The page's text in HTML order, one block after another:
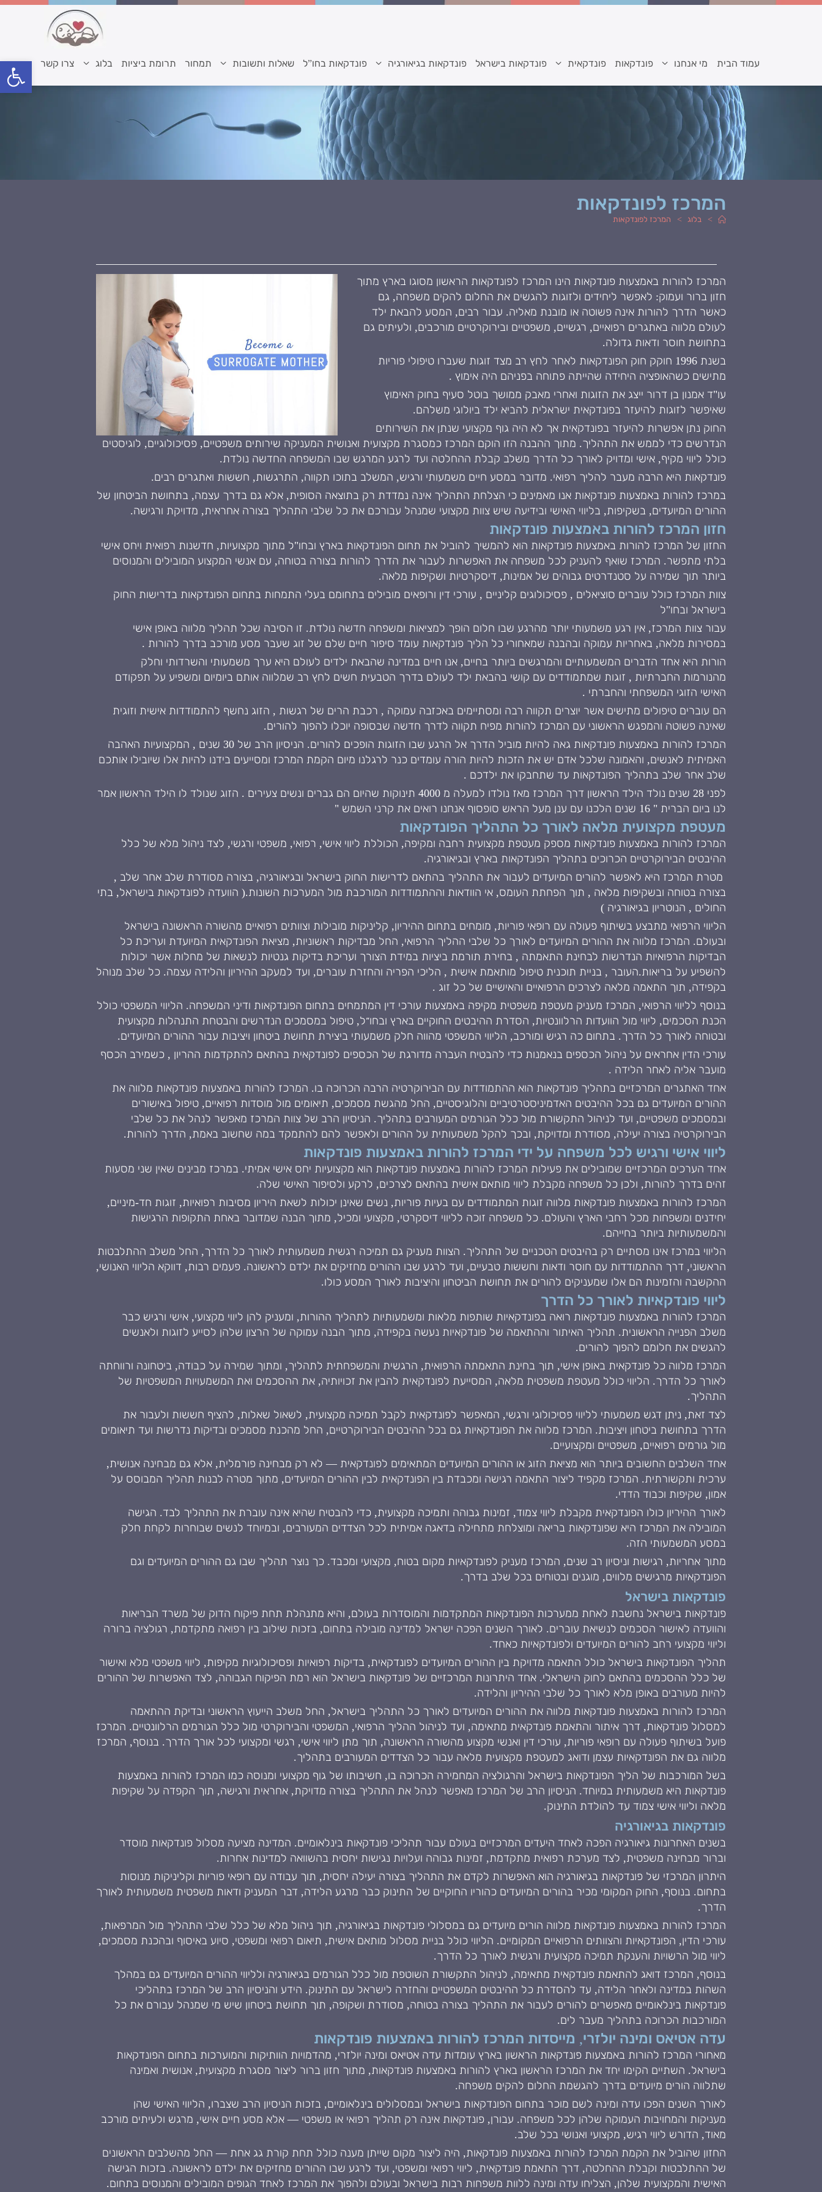
עמוד הבית מי אנחנו פונדקאות פונדקאית פונדקאות בישראל פונדקאות בגיאורגיה פונדקאות בחו”ל שאלות ותשובות תמחור תרומת ביציות בלוג צרו קשר
המרכז לפונדקאות
> בלוג > המרכז לפונדקאות
המרכז להורות באמצעות פונדקאות הינו המרכז לפונדקאות הראשון מסוגו בארץ מתוך
חזון ברור ועמוק: לאפשר ליחידים ולזוגות להגשים את החלום להקים משפחה, גם
כאשר הדרך להורות אינה פשוטה או מובנת מאליה. עבור רבים, המסע להבאת ילד
לעולם מלווה באתגרים רפואיים, רגשיים, משפטיים ובירוקרטיים מורכבים, ולעיתים גם
בתחושת חוסר ודאות גדולה.
בשנת 1996 חוקק חוק הפונדקאות לאחר לחץ רב מצד זוגות שעברו טיפולי פוריות
מתישים כשהאופציה היחידה שהייתה פתוחה בפניהם היה אימוץ .
עו"ד אמנון בן דרור ייצג את הזוגות ואחרי מאבק ממושך בוטל סעיף בחוק האימוץ
שאיפשר לזוגות להיעזר בפונדקאית ישראלית להביא ילד ביולוגי משלהם.
החוק נתן אפשרות להיעזר בפונדקאית אך לא היה גוף מקצועי שנתן את השירותים
הנדרשים כדי לממש את התהליך. מתוך ההבנה הזו הוקם המרכז כמסגרת מקצועית ואנושית המעניקה שירותים משפטיים, פסיכולוגיים, לוגיסטים
כולל ליווי מקיף, אישי ומדויק לאורך כל הדרך משלב קבלת ההחלטה ועד לרגע המרגש שבו המשפחה החדשה נולדת.
פונדקאות היא הרבה מעבר להליך רפואי. מדובר במסע חיים משמעותי ורגיש, המשלב בתוכו תקווה, התרגשות, חששות ואתגרים רבים.
במרכז להורות באמצעות פונדקאות אנו מאמינים כי הצלחת התהליך אינה נמדדת רק בתוצאה הסופית, אלא גם בדרך עצמה, בתחושת הביטחון של
ההורים המיועדים, בשקיפות, בליווי האישי ובידיעה שיש צוות מקצועי שמנהל עבורכם את כל שלבי התהליך בצורה אחראית, מדויקת ורגישה.
חזון המרכז להורות באמצעות פונדקאות
החזון של המרכז להורות באמצעות פונדקאות הוא להמשיך להוביל את תחום הפונדקאות בארץ ובחו"ל מתוך מקצועיות, חדשנות רפואית ויחס אישי
בלתי מתפשר. המרכז שואף להעניק לכל משפחה את האפשרות לעבור את הדרך להורות בצורה בטוחה, עם אנשי המקצוע המובילים והמנוסים
ביותר תוך שמירה על סטנדרטים גבוהים של אמינות, דיסקרטיות ושקיפות מלאה.
צוות המרכז כולל עוברים סוציאלים , פסיכולוגים קליניים , עורכי דין ורופאים מובילים בתחומם בעלי התמחות בתחום הפונדקאות בדרישות החוק
בישראל ובחו"ל
עבור צוות המרכז, אין רגע משמעותי יותר מהרגע שבו חלום הופך למציאות ומשפחה חדשה נולדת. זו הסיבה שכל תהליך מלווה באופן אישי
במסירות מלאה, באחריות עמוקה ובהבנה שמאחורי כל הליך פונדקאות עומד סיפור חיים שלם של זוג שעבר מסע מורכב בדרך להורות .
הורות היא אחד הדברים המשמעותיים והמרגשים ביותר בחיים, אנו חיים במדינה שהבאת ילדים לעולם היא ערך משמעותי והשרדותי וחלק
מהנורמות החברתיות , זוגות שמתמודדים עם קושי בהבאת ילד לעולם בדרך הטבעית חשים לחץ רב שמלווה אותם ביומיום ומשפיע על תפקודם
האישי הזוגי המשפחתי והחברתי .
הם עוברים טיפולים מתישים אשר יוצרים תקווה רבה ומסתיימים באכזבה עמוקה , רכבת הרים של רגשות , הזוג נחשף להתמודדות אישית וזוגית
שאינה פשוטה והמפגש הראשוני עם המרכז להורות מפיח תקווה לדרך חדשה שבסופה יוכלו להפוך להורים.
המרכז להורות באמצעות פונדקאות גאה להיות מוביל הדרך אל הרגע שבו הזוגות הופכים להורים. הניסיון הרב של 30 שנים , המקצועיות האהבה
האמיתית לאנשים, והאמונה שלכל אדם יש את הזכות להיות הורה עומדים כנר לרגלנו מיום הקמת המרכז ומסייעים בידנו להיות אלו שיובילו אותכם
שלב אחר שלב בתהליך הפונדקאות עד שתחבקו את ילדכם .
לפני 28 שנים נולד הילד הראשון דרך המרכז מאז נולדו למעלה מ 4000 תינוקות שהיום הם גברים ונשים צעירים . הזוג שנולד לו הילד הראשון אמר
לנו ביום הברית " 16 שנים הלכנו עם ענן מעל הראש סופסוף אנחנו רואים את קרני השמש "
מעטפת מקצועית מלאה לאורך כל התהליך הפונדקאות
המרכז להורות באמצעות פונדקאות מספק מעטפת מקצועית רחבה ומקיפה, הכוללת ליווי אישי, רפואי, משפטי ורגשי, לצד ניהול מלא של כלל
ההיבטים הבירוקרטיים הכרוכים בתהליך הפונדקאות בארץ ובגיאורגיה.
מטרת המרכז היא לאפשר להורים המיועדים לעבור את התהליך בהתאם לדרישות החוק בישראל ובגיאורגיה, בצורה מסודרת שלב אחר שלב ,
בצורה בטוחה ובשקיפות מלאה , תוך הפחתת העומס, אי הוודאות וההתמודדות המורכבת מול המערכות השונות.( הוועדה לפונדקאות בישראל, בתי
החולים , הנוטריון בגיאורגיה )
הליווי הרפואי מתבצע בשיתוף פעולה עם רופאי פוריות, מומחים בתחום ההיריון, קליניקות מובילות וצוותים רפואיים מהשורה הראשונה בישראל
ובעולם. המרכז מלווה את ההורים המיועדים לאורך כל שלבי ההליך הרפואי, החל מבדיקות ראשוניות, מציאת הפונדקאית המיועדת ועריכת כל
הבדיקות הרפואיות הנדרשות לבחינת התאמתה , בחירת תורמת ביציות במידת הצורך ועריכת בדיקות גנטיות לנשאות של מחלות אשר יכולות
להשפיע על בריאות.העובר , בניית תוכנית טיפול מותאמת אישית , הליכי הפריה והחזרת עוברים, ועד למעקב ההיריון והלידה עצמה. כל שלב מנוהל
בקפידה, תוך התאמה מלאה לצרכים הרפואיים והאישיים של כל זוג .
בנוסף לליווי הרפואי, המרכז מעניק מעטפת משפטית מקיפה באמצעות עורכי דין המתמחים בתחום הפונדקאות ודיני המשפחה. הליווי המשפטי כולל
הכנת הסכמים, ליווי מול הוועדות הרלוונטיות, הסדרת ההיבטים החוקיים בארץ ובחו״ל, טיפול במסמכים הנדרשים והבטחת התנהלות מקצועית
ובטוחה לאורך כל הדרך. בתחום כה רגיש ומורכב, הליווי המשפטי מהווה חלק משמעותי ביצירת תחושת ביטחון ויציבות עבור ההורים המיועדים.
עורכי הדין אחראים על ניהול הכספים בנאמנות כדי להבטיח העברה מדורגת של הכספים לפונדקאית בהתאם להתקדמות ההריון , כשמירב הכסף
מועבר אליה לאחר הלידה .
אחד האתגרים המרכזיים בתהליך פונדקאות הוא ההתמודדות עם הבירוקרטיה הרבה הכרוכה בו. המרכז להורות באמצעות פונדקאות מלווה את
ההורים המיועדים גם בכל ההיבטים האדמיניסטרטיביים והלוגיסטיים, החל מהגשת מסמכים, תיאומים מול מוסדות רפואיים, טיפול באישורים
ובמסמכים משפטיים, ועד לניהול התקשורת מול כלל הגורמים המעורבים בתהליך. הניסיון הרב של צוות המרכז מאפשר לנהל את כל שלבי
הבירוקרטיה בצורה יעילה, מסודרת ומדויקת, ובכך להקל משמעותית על ההורים ולאפשר להם להתמקד במה שחשוב באמת, הדרך להורות.
ליווי אישי ורגיש לכל משפחה על ידי המרכז להורות באמצעות פונדקאות
אחד הערכים המרכזיים שמובילים את פעילות המרכז להורות באמצעות פונדקאות הוא מקצועיות יחס אישי אמיתי. במרכז מבינים שאין שני מסעות
זהים בדרך להורות, ולכן כל משפחה מקבלת ליווי מותאם אישית בהתאם לצרכים, לרקע ולסיפור האישי שלה.
המרכז להורות באמצעות פונדקאות מלווה זוגות המתמודדים עם בעיות פוריות, נשים שאינן יכולות לשאת היריון מסיבות רפואיות, זוגות חד-מיניים,
יחידנים ומשפחות מכל רחבי הארץ והעולם. כל משפחה זוכה לליווי דיסקרטי, מקצועי ומכיל, מתוך הבנה שמדובר באחת התקופות הרגישות
והמשמעותיות ביותר בחייהם.
הליווי במרכז אינו מסתיים רק בהיבטים הטכניים של התהליך. הצוות מעניק גם תמיכה רגשית משמעותית לאורך כל הדרך, החל משלב ההתלבטות
הראשוני, דרך ההתמודדות עם חוסר ודאות וחששות טבעיים, ועד לרגע שבו ההורים מחזיקים את ילדם לראשונה. פעמים רבות, דווקא הליווי האנושי,
ההקשבה והזמינות הם אלו שמעניקים להורים את תחושת הביטחון והיציבות לאורך המסע כולו.
ליווי פונדקאיות לאורך כל הדרך
המרכז להורות באמצעות פונדקאות רואה בפונדקאיות שותפות מלאות ומשמעותיות לתהליך ההורות, ומעניק להן ליווי מקצועי, אישי ורגיש כבר
משלב הפנייה הראשונית. תהליך האיתור וההתאמה של פונדקאיות נעשה בקפידה, מתוך הבנה עמוקה של הרצון שלהן לסייע לזוגות ולאנשים
להגשים את חלומם להפוך להורים.
המרכז מלווה כל פונדקאית באופן אישי, תוך בחינת התאמתה הרפואית, הרגשית והמשפחתית לתהליך, ומתוך שמירה על כבודה, ביטחונה ורווחתה
לאורך כל הדרך. הליווי כולל מעטפת משפטית מלאה, המסייעת לפונדקאית להבין את זכויותיה, את ההסכמים ואת המשמעויות המשפטיות של
התהליך.
לצד זאת, ניתן דגש משמעותי לליווי פסיכולוגי ורגשי, המאפשר לפונדקאית לקבל תמיכה מקצועית, לשאול שאלות, להציף חששות ולעבור את
הדרך בתחושת ביטחון ויציבות. המרכז מלווה את הפונדקאיות גם בכל ההיבטים הבירוקרטיים, החל מהכנת מסמכים ובדיקות נדרשות ועד תיאומים
מול גורמים רפואיים, משפטיים ומקצועיים.
אחד השלבים החשובים ביותר הוא מציאת הזוג או ההורים המיועדים המתאימים לפונדקאית — לא רק מבחינה פורמלית, אלא גם מבחינה אנושית,
ערכית ותקשורתית. המרכז מקפיד ליצור התאמה רגישה ומכבדת בין הפונדקאית לבין ההורים המיועדים, מתוך מטרה לבנות תהליך המבוסס על
אמון, שקיפות וכבוד הדדי.
לאורך ההיריון כולו הפונדקאית מקבלת ליווי צמוד, זמינות גבוהה ותמיכה מקצועית, כדי להבטיח שהיא אינה עוברת את התהליך לבד. הגישה
המובילה את המרכז היא שפונדקאות בריאה ומוצלחת מתחילה בדאגה אמיתית לכל הצדדים המעורבים, ובמיוחד לנשים שבוחרות לקחת חלק
במסע המשמעותי הזה.
מתוך אחריות, רגישות וניסיון רב שנים, המרכז מעניק לפונדקאיות מקום בטוח, מקצועי ומכבד. כך נוצר תהליך שבו גם ההורים המיועדים וגם
הפונדקאיות מרגישים מלווים, מוגנים ובטוחים בכל שלב בדרך.
פונדקאות בישראל
פונדקאות בישראל נחשבת לאחת ממערכות הפונדקאות המתקדמות והמוסדרות בעולם, והיא מתנהלת תחת פיקוח הדוק של משרד הבריאות
והוועדה לאישור הסכמים לנשיאת עוברים. לאורך השנים הפכה ישראל למדינה מובילה בתחום, בזכות שילוב בין רפואה מתקדמת, רגולציה ברורה
וליווי מקצועי רחב להורים המיועדים ולפונדקאיות כאחד.
תהליך הפונדקאות בישראל כולל התאמה מדויקת בין ההורים המיועדים לפונדקאית, בדיקות רפואיות ופסיכולוגיות מקיפות, ליווי משפטי מלא ואישור
של כלל ההסכמים בהתאם לחוק הישראלי. אחד היתרונות המרכזיים של פונדקאות בישראל הוא רמת הפיקוח הגבוהה, לצד האפשרות של ההורים
להיות מעורבים באופן מלא לאורך כל שלבי ההיריון והלידה.
המרכז להורות באמצעות פונדקאות מלווה את ההורים המיועדים לאורך כל התהליך בישראל, החל משלב הייעוץ הראשוני ובדיקת ההתאמה
למסלול פונדקאות, דרך איתור והתאמת פונדקאית מתאימה, ועד לניהול ההליך הרפואי, המשפטי והבירוקרטי מול כלל הגורמים הרלוונטיים. המרכז
פועל בשיתוף פעולה עם רופאי פוריות, עורכי דין ואנשי מקצוע מהשורה הראשונה, תוך מתן ליווי אישי, רגשי ומקצועי לכל אורך הדרך. בנוסף, המרכז
מלווה גם את הפונדקאיות עצמן ודואג למעטפת מקצועית מלאה עבור כל הצדדים המעורבים בתהליך.
בשל המורכבות של הליך הפונדקאות בישראל והרגולציה המחמירה הכרוכה בו, חשיבותו של גוף מקצועי ומנוסה כמו המרכז להורות באמצעות
פונדקאות היא משמעותית במיוחד. הניסיון הרב של המרכז מאפשר לנהל את התהליך בצורה מדויקת, אחראית ורגישה, תוך הקפדה על שקיפות
מלאה וליווי אישי צמוד עד להולדת התינוק.
פונדקאות בגיאורגיה
בשנים האחרונות גיאורגיה הפכה לאחד היעדים המרכזיים בעולם עבור תהליכי פונדקאות בינלאומיים. המדינה מציעה מסלול פונדקאות מוסדר
וברור מבחינה משפטית, לצד מערכת רפואית מתקדמת, זמינות גבוהה ועלויות נגישות יחסית בהשוואה למדינות אחרות.
היתרון המרכזי של פונדקאות בגיאורגיה הוא האפשרות לקדם את התהליך בצורה יעילה יחסית, תוך עבודה עם רופאי פוריות וקליניקות מנוסות
בתחום. בנוסף, החוק המקומי מכיר בהורים המיועדים כהוריו החוקיים של התינוק כבר מרגע הלידה, דבר המעניק ודאות משפטית משמעותית לאורך
הדרך.
המרכז להורות באמצעות פונדקאות מלווה הורים מיועדים גם במסלולי פונדקאות בגיאורגיה, תוך ניהול מלא של כלל שלבי התהליך מול המרפאות,
עורכי הדין, הפונדקאיות והצוותים הרפואיים המקומיים. הליווי כולל בניית מסלול מותאם אישית, תיאום רפואי ומשפטי, סיוע באיסוף ובהכנת מסמכים,
ליווי מול הרשויות והענקת תמיכה מקצועית ורגשית לאורך כל הדרך.
בנוסף, המרכז דואג להתאמת פונדקאית מתאימה, לניהול התקשורת השוטפת מול כלל הגורמים בגיאורגיה ולליווי ההורים המיועדים גם במהלך
השהות במדינה ולאחר הלידה, עד להסדרת כל ההיבטים המשפטיים והחזרה לישראל עם התינוק. הידע והניסיון הרב של המרכז בתהליכי
פונדקאות בינלאומיים מאפשרים להורים לעבור את התהליך בצורה בטוחה, מסודרת ושקופה, תוך תחושת ביטחון שיש מי שמנהל עבורם את כל
המורכבות הכרוכה בתהליך מעבר לים.
עדה אטיאס ומינה יולזרי, מייסדות המרכז להורות באמצעות פונדקאות
מאחורי המרכז להורות באמצעות פונדקאות הראשון בארץ עומדות עדה אטיאס ומינה יולזרי, מהדמויות הוותיקות והמוערכות בתחום הפונדקאות
בישראל. השתיים הקימו יחד את המרכז הראשון בארץ להורות באמצעות פונדקאות, מתוך חזון ברור ליצור מסגרת מקצועית, אנושית ואמינה
שתלווה הורים מיועדים בדרך להגשמת החלום להקים משפחה.
לאורך השנים הפכו עדה ומינה לשם מוכר בתחום הפונדקאות בישראל ובמסלולים בינלאומיים, בזכות הניסיון הרב שצברו, הליווי האישי שהן
מעניקות והמחויבות העמוקה שלהן לכל משפחה. עבורן, פונדקאות אינה רק תהליך רפואי או משפטי — אלא מסע חיים אישי, מרגש ולעיתים מורכב
מאוד, הדורש ליווי רגיש, מקצועי ואנושי בכל שלב.
החזון שהוביל את הקמת המרכז להורות באמצעות פונדקאות, היה ליצור מקום שייתן מענה כולל תחת קורת גג אחת — החל מהשלבים הראשונים
של ההתלבטות וקבלת ההחלטה, דרך התאמת פונדקאית, ליווי רפואי ומשפטי, ועד לרגע שבו ההורים מחזיקים את ילדם לראשונה. בזכות הגישה
האישית והמקצועית שלהן, הצליחו עדה ומינה ללוות משפחות רבות בישראל ובעולם ולהפוך את המרכז לאחד הגופים המובילים והמנוסים בתחום.
פתח סרגל נגישות